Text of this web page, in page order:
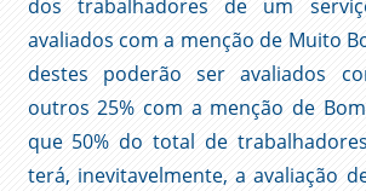
dos trabalhadores de um
avaliados com a menção de Muito
destes poderão ser avaliados
outros 25% com a menção de
que 50% do total de
terá, inevitavelmente, a avaliação